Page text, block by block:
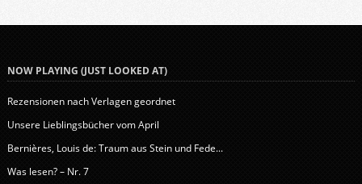
NOW PLAYING (JUST LOOKED AT)
Rezensionen nach Verlagen geordnet
Unsere Lieblingsbücher vom April
Bernières, Louis de: Traum aus Stein und Fede...
Was lesen? – Nr. 7